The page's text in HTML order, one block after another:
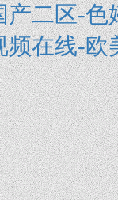
二区-
在线-